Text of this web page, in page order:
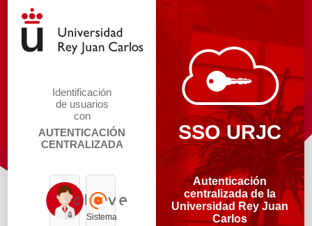
Identificación
de usuarios
con
AUTENTICACIÓN
CENTRALIZADA
Sistema
SSO URJC
Autenticación
centralizada de la
Universidad Rey Juan
Carlos